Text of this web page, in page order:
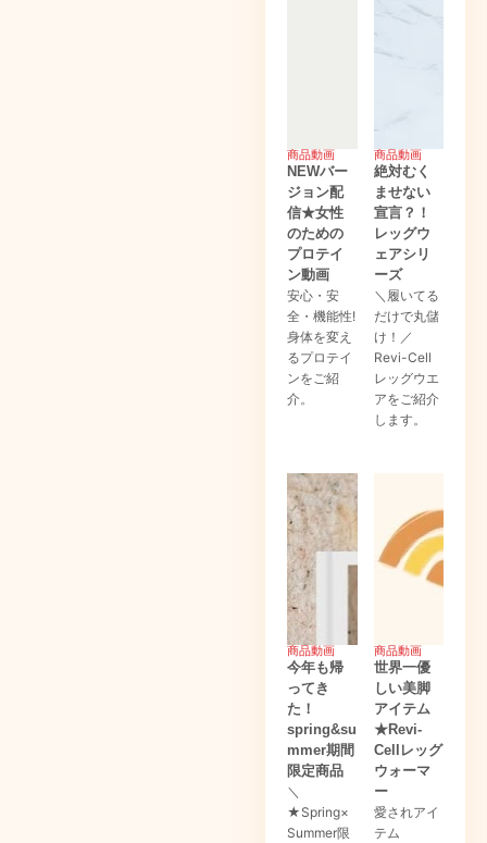
商品動画
NEWバー
ジョン配
信★女性
のための
プロテイ
ン動画
安心・安
全・機能性!
身体を変え
るプロテイ
ンをご紹
介。
商品動画
絶対むく
ませない
宣言？！
レッグウ
ェアシリ
ーズ
＼履いてる
だけで丸儲
け！／
Revi-Cell
レッグウエ
アをご紹介
します。
商品動画
今年も帰
ってき
た！
spring&su
mmer期間
限定商品
＼
★Spring×
Summer限
商品動画
世界一優
しい美脚
アイテム
★Revi-
Cellレッグ
ウォーマ
ー
愛されアイ
テム